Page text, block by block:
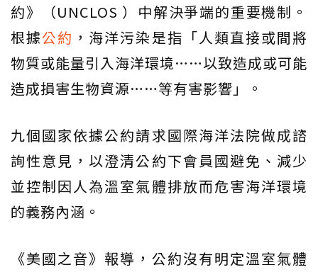
約》（UNCLOS ）中解決爭端的重要機制。
根據公約 ，海洋污染是指「人類直接或間將
物質或能量引入海洋環境……以致造成或可能
造成損害生物資源……等有害影響」。
九個國家依據公約請求國際海洋法院做成諮
詢性意見，以澄清公約下會員國避免、減少
並控制因人為溫室氣體排放而危害海洋環境
的義務內涵。
《美國之音》報導，公約沒有明定溫室氣體